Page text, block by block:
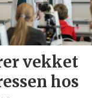
vekket
hos